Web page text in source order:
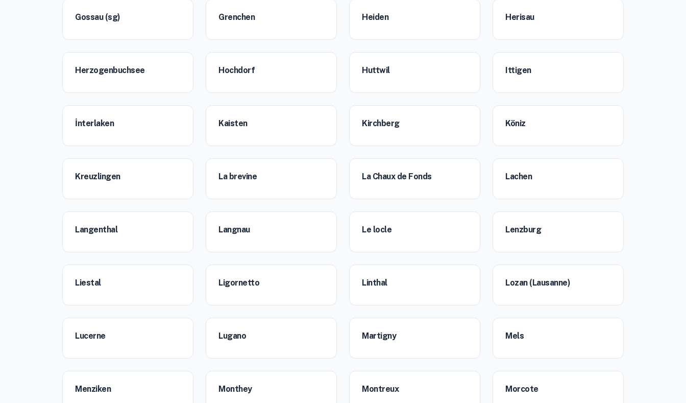
Gossau (sg) Grenchen Heiden Herisau
Herzogenbuchsee Hochdorf Huttwil Ittigen
İnterlaken Kaisten Kirchberg Köniz
Kreuzlingen La brevine La Chaux de Fonds Lachen
Langenthal Langnau Le locle Lenzburg
Liestal Ligornetto Linthal Lozan (Lausanne)
Lucerne Lugano Martigny Mels
Menziken Monthey Montreux Morcote